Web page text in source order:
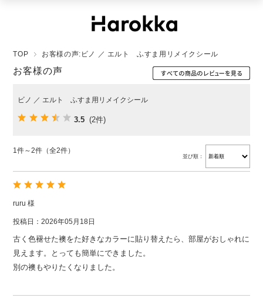
TOP お客様の声:ビノ ／ エルト ふすま用リメイクシール
お客様の声
ビノ ／ エルト ふすま用リメイクシール
3.5 (2件)
1件～2件（全2件）
並び順：
ruru 様
投稿日：2026年05月18日
古く色褪せた襖をた好きなカラーに貼り替えたら、部屋がおしゃれに
見えます。とっても簡単にできました。
別の襖もやりたくなりました。